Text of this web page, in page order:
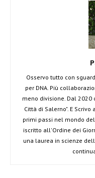
Osservo tutto con
per DNA. Più
meno divisione. Dal
Città di Salerno". E
primi passi nel mondo
iscritto all'Ordine dei
una laurea in scienze